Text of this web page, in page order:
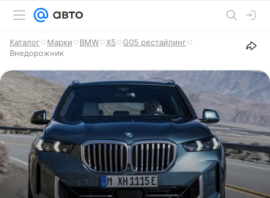
Каталог Марки BMW X5
G05 рестайлинг
Внедорожник